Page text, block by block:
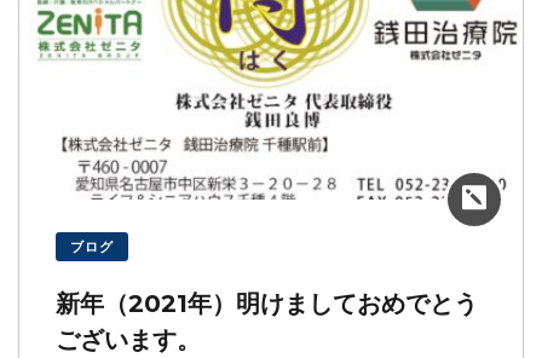
ブログ
新年（2021年）明けましておめでとう
ございます。